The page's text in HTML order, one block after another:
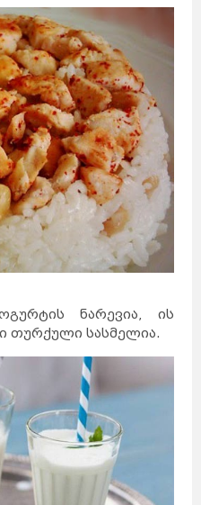
ნარევია, ის
თურქული სასმელია.